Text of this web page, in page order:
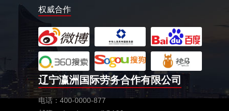
￥木工10人：500元/天
新西兰工作签常年招收工种
￥18000-20000元/月
德国超市仓库包装工
￥10万以上/年
德国物流分拣员
权威合作
辽宁瀛洲国际劳务合作有限公司
电话：400-0000-877